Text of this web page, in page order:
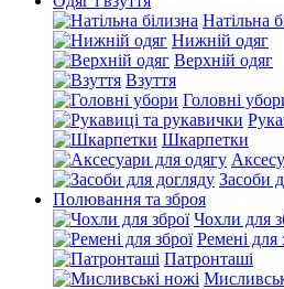
Натільна
Нижній одяг
Верхній одяг
Взуття
Головні
Шкарпетки
Засоби
Полювання та зброя
Чохли для
Ремені для
Патронташі